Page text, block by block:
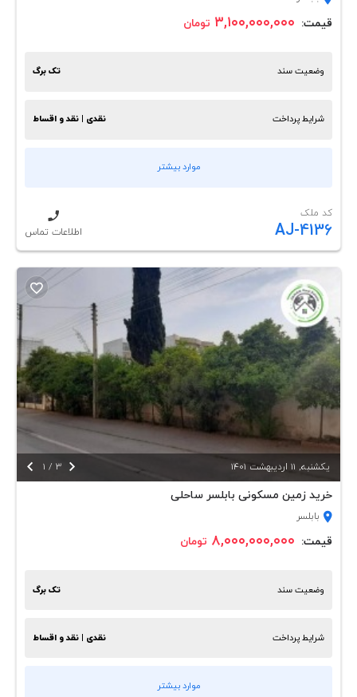
قیمت: ۳,۱۰۰,۰۰۰,۰۰۰ تومان
تک برگ وضعیت سند
نقدی | نقد و اقساط شرایط پرداخت
موارد بیشتر
کد ملک
AJ-4136 اطلاعات تماس
  يكشنبه, 11 ارديبهشت 1401 3
/
1
خرید زمین مسکونی بابلسر ساحلی
بابلسر
قیمت: ۸,۰۰۰,۰۰۰,۰۰۰ تومان
تک برگ وضعیت سند
نقدی | نقد و اقساط شرایط پرداخت
موارد بیشتر